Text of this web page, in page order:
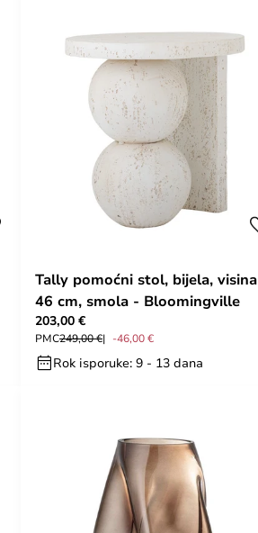
Tally pomoćni stol, bijela, visina
46 cm, smola - Bloomingville
203,00 €
PMC249,00 € -46,00 €
Rok isporuke: 9 - 13 dana